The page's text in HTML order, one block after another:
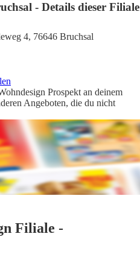
- Details dieser Filiale
4, 76646 Bruchsal
Prospekt an deinem
Angeboten, die du nicht
Filiale -